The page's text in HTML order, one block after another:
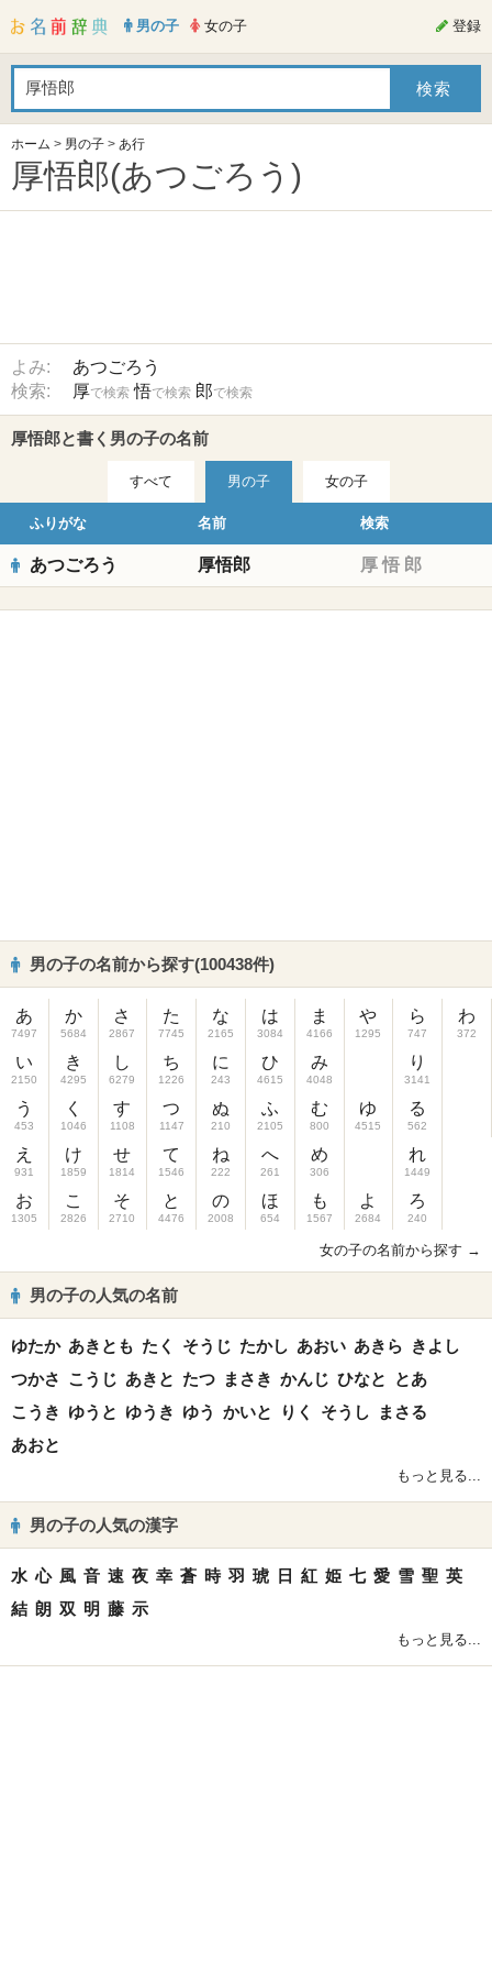
男の子 女の子 登録
ホーム > 男の子 > あ行
厚悟郎(あつごろう)
よみ:
あつごろう
検索:
厚で検索 悟で検索 郎で検索
厚悟郎と書く男の子の名前
すべて 男の子 女の子
ふりがな 名前 検索
あつごろう 厚悟郎 厚 悟 郎
男の子の名前から探す(100438件)
あ
7497
い
2150
う
453
え
931
お
1305
か
5684
き
4295
く
1046
け
1859
こ
2826
さ
2867
し
6279
す
1108
せ
1814
そ
2710
た
7745
ち
1226
つ
1147
て
1546
と
4476
な
2165
に
243
ぬ
210
ね
222
の
2008
は
3084
ひ
4615
ふ
2105
へ
261
ほ
654
ま
4166
み
4048
む
800
め
306
も
1567
や
1295
ゆ
4515
よ
2684
ら
747
り
3141
る
562
れ
1449
ろ
240
わ
372
女の子の名前から探す →
男の子の人気の名前
ゆたか あきとも たく そうじ たかし あおい あきら きよし
つかさ こうじ あきと たつ まさき かんじ ひなと
とあ
こうき ゆうと ゆうき ゆう かいと りく そうし
まさる
あおと
もっと見る...
男の子の人気の漢字
水 心 風 音 速 夜 幸 蒼 時 羽 琥 日 紅 姫 七 愛 雪 聖 英
結 朗 双 明 藤 示
もっと見る...